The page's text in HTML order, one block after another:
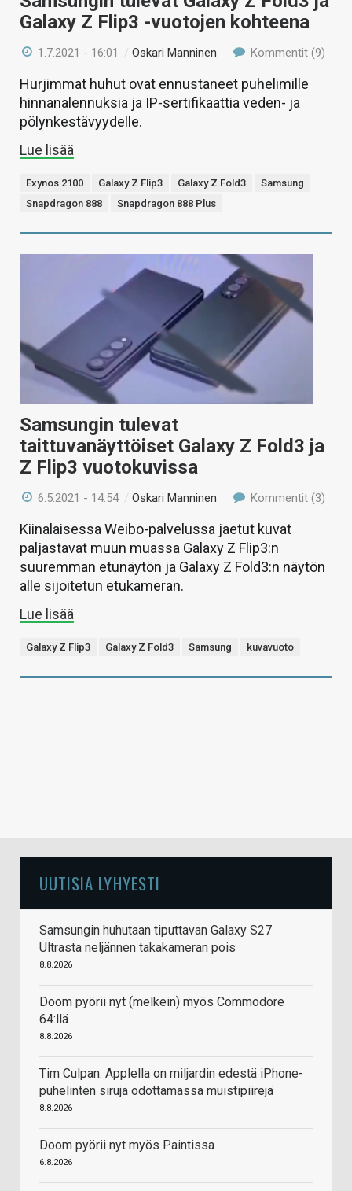
Galaxy Z Flip3 -vuotojen kohteena
1.7.2021 - 16:01 /Oskari Manninen Kommentit (9)
Hurjimmat huhut ovat ennustaneet puhelimille
hinnanalennuksia ja IP-sertifikaattia veden- ja
pölynkestävyydelle.
Lue lisää
Exynos 2100 Galaxy Z Flip3 Galaxy Z Fold3
Samsung
Snapdragon 888
Snapdragon 888 Plus
Samsungin tulevat
taittuvanäyttöiset Galaxy Z Fold3 ja
Z Flip3 vuotokuvissa
6.5.2021 - 14:54 /Oskari Manninen Kommentit (3)
Kiinalaisessa Weibo-palvelussa jaetut kuvat
paljastavat muun muassa Galaxy Z Flip3:n
suuremman etunäytön ja Galaxy Z Fold3:n näytön
alle sijoitetun etukameran.
Lue lisää
Galaxy Z Flip3 Galaxy Z Fold3 Samsung kuvavuoto
UUTISIA LYHYESTI
Samsungin huhutaan tiputtavan Galaxy S27
Ultrasta neljännen takakameran pois
8.8.2026
Doom pyörii nyt (melkein) myös Commodore
64:llä
8.8.2026
Tim Culpan: Applella on miljardin edestä iPhone-
puhelinten siruja odottamassa muistipiirejä
8.8.2026
Doom pyörii nyt myös Paintissa
6.8.2026